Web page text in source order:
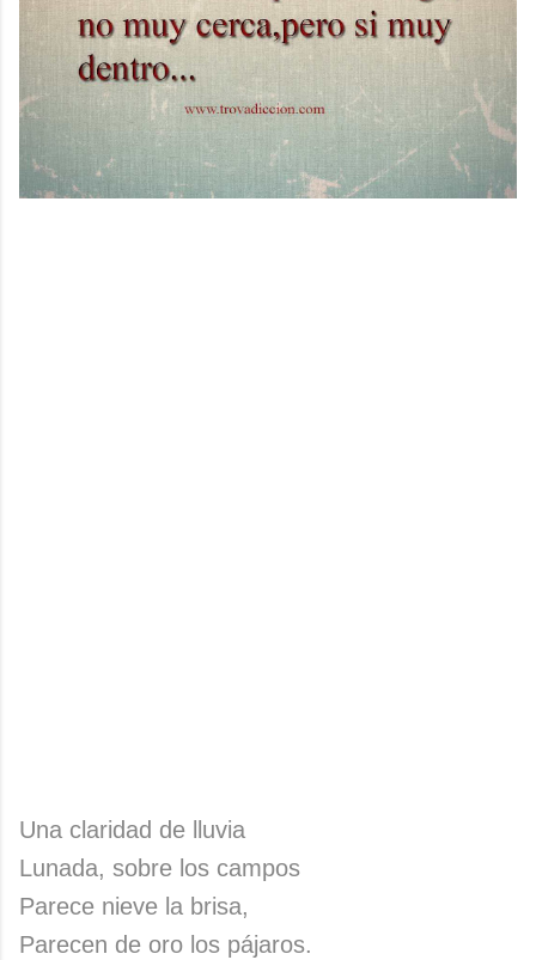
Una claridad de lluvia
Lunada, sobre los campos
Parece nieve la brisa,
Parecen de oro los pájaros.